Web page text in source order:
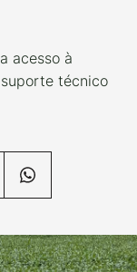
acesso à
técnico